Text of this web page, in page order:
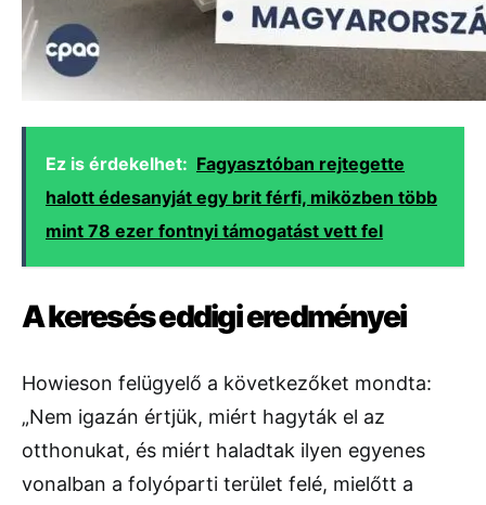
Ez is érdekelhet: Fagyasztóban rejtegette
halott édesanyját egy brit férfi, miközben több
mint 78 ezer fontnyi támogatást vett fel
A keresés eddigi eredményei
Howieson felügyelő a következőket mondta:
„Nem igazán értjük, miért hagyták el az
otthonukat, és miért haladtak ilyen egyenes
vonalban a folyóparti terület felé, mielőtt a